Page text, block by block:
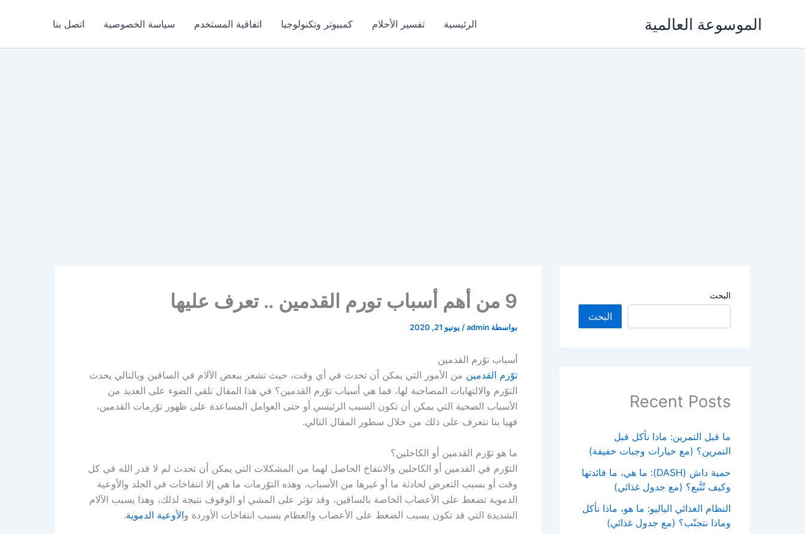
الموسوعة العالمية الرئيسية تفسير الأحلام كمبيوتر وتكنولوجيا اتفاقية المستخدم سياسة الخصوصية اتصل بنا
البحث
البحث
Recent Posts
ما قبل التمرين: ماذا نأكل قبل
التمرين؟ (مع خيارات وجبات خفيفة)
حمية داش (DASH): ما هي، ما فائدتها
وكيف تُتَّبع؟ (مع جدول غذائي)
النظام الغذائي الباليو: ما هو، ماذا نأكل
وماذا نتجنّب؟ (مع جدول غذائي)
9 من أهم أسباب تورم القدمين .. تعرف عليها
بواسطة admin
/ يونيو 21, 2020
أسباب توّرم القدمين
توّرم القدمين من الأمور التي يمكن أن تحدث في أي وقت، حيث تشعر ببعض الآلام في الساقين وبالتالي يحدث
التوّرم والالتهابات المصاحبة لها، فما هي أسباب توّرم القدمين؟ في هذا المقال نلقي الضوء على العديد من
الأسباب الصحية التي يمكن أن تكون السبب الرئيسي أو حتى العوامل المساعدة على ظهور توّرمات القدمين،
فهيا بنا نتعرف على ذلك من خلال سطور المقال التالي.
ما هو توّرم القدمين أو الكاحلين؟
التوّرم في القدمين أو الكاحلين والانتفاخ الحاصل لهما من المشكلات التي يمكن أن تحدث لم لا قدر الله في كل
وقت أو بسبب التعرض لحادثة ما أو غيرها من الأسباب، وهذه التوّرمات ما هي إلا انتفاخات في الجلد والأوعية
الدموية تضغط على الأعصاب الخاصة بالساقين، وقد تؤثر على المشي او الوقوف نتيجة لذلك، وهذا يسبب الآلام
الشديدة التي قد تكون بسبب الضغط على الأعصاب والعظام بسبب انتفاخات الأوردة والأوعية الدموية.